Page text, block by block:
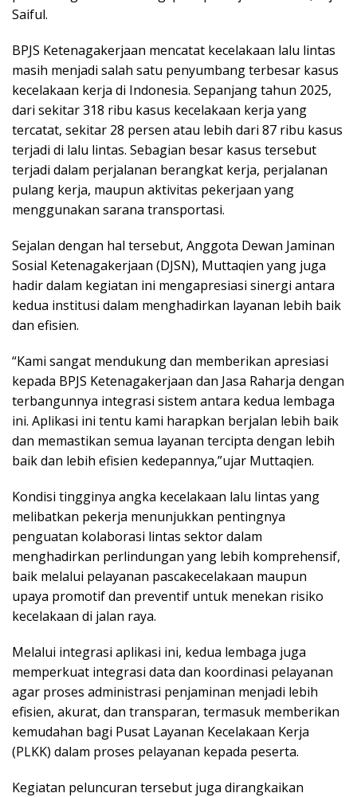
Saiful.
BPJS Ketenagakerjaan mencatat kecelakaan lalu lintas
masih menjadi salah satu penyumbang terbesar kasus
kecelakaan kerja di Indonesia. Sepanjang tahun 2025,
dari sekitar 318 ribu kasus kecelakaan kerja yang
tercatat, sekitar 28 persen atau lebih dari 87 ribu kasus
terjadi di lalu lintas. Sebagian besar kasus tersebut
terjadi dalam perjalanan berangkat kerja, perjalanan
pulang kerja, maupun aktivitas pekerjaan yang
menggunakan sarana transportasi.
Sejalan dengan hal tersebut, Anggota Dewan Jaminan
Sosial Ketenagakerjaan (DJSN), Muttaqien yang juga
hadir dalam kegiatan ini mengapresiasi sinergi antara
kedua institusi dalam menghadirkan layanan lebih baik
dan efisien.
“Kami sangat mendukung dan memberikan apresiasi
kepada BPJS Ketenagakerjaan dan Jasa Raharja dengan
terbangunnya integrasi sistem antara kedua lembaga
ini. Aplikasi ini tentu kami harapkan berjalan lebih baik
dan memastikan semua layanan tercipta dengan lebih
baik dan lebih efisien kedepannya,”ujar Muttaqien.
Kondisi tingginya angka kecelakaan lalu lintas yang
melibatkan pekerja menunjukkan pentingnya
penguatan kolaborasi lintas sektor dalam
menghadirkan perlindungan yang lebih komprehensif,
baik melalui pelayanan pascakecelakaan maupun
upaya promotif dan preventif untuk menekan risiko
kecelakaan di jalan raya.
Melalui integrasi aplikasi ini, kedua lembaga juga
memperkuat integrasi data dan koordinasi pelayanan
agar proses administrasi penjaminan menjadi lebih
efisien, akurat, dan transparan, termasuk memberikan
kemudahan bagi Pusat Layanan Kecelakaan Kerja
(PLKK) dalam proses pelayanan kepada peserta.
Kegiatan peluncuran tersebut juga dirangkaikan